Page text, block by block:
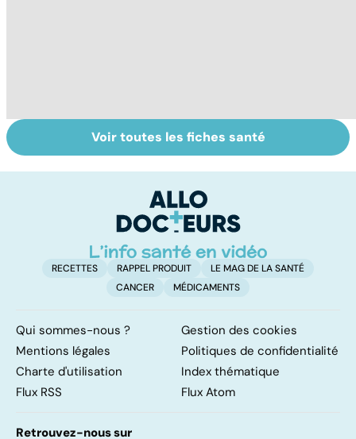
Sexualité,
infertilité et
Don de gamètes :
le pour et le
levée de
l'anonymat
Voir toutes les fiches santé
RECETTES RAPPEL PRODUIT
LE MAG DE LA SANTÉ
CANCER
MÉDICAMENTS
Qui sommes-nous ?
Gestion des cookies
Mentions légales
Politiques de confidentialité
Charte d'utilisation
Index thématique
Flux RSS
Flux Atom
Retrouvez-nous sur